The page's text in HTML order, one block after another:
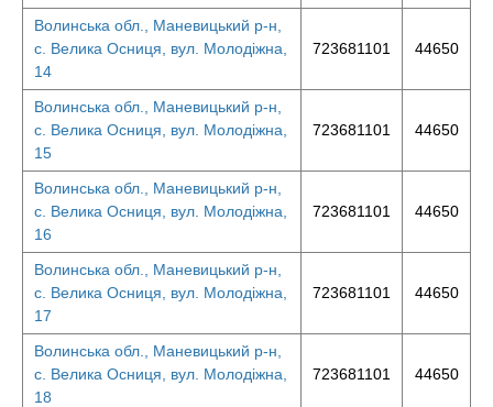
Волинська обл., Маневицький р-н,
с. Велика Осниця, вул. Молодіжна,
14
723681101 44650
Волинська обл., Маневицький р-н,
с. Велика Осниця, вул. Молодіжна,
15
723681101 44650
Волинська обл., Маневицький р-н,
с. Велика Осниця, вул. Молодіжна,
16
723681101 44650
Волинська обл., Маневицький р-н,
с. Велика Осниця, вул. Молодіжна,
17
723681101 44650
Волинська обл., Маневицький р-н,
с. Велика Осниця, вул. Молодіжна,
18
723681101 44650